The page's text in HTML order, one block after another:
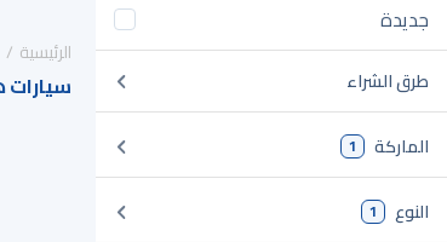
جديدة
طرق الشراء
الماركة 1
النوع 1
الرئيسية
سيارات